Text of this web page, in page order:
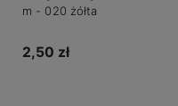
m - 020 żółta
2,50 zł